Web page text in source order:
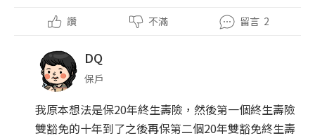
讚 不滿 留言 2
DQ
保戶
我原本想法是保20年終生壽險，然後第一個終生壽險
雙豁免的十年到了之後再保第二個20年雙豁免終生壽